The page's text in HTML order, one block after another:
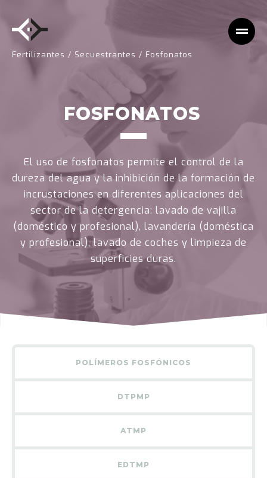
Fertilizantes / Secuestrantes / Fosfonatos
FOSFONATOS
El uso de fosfonatos permite el control de la
dureza del agua y la inhibición de la formación de
incrustaciones en diferentes aplicaciones del
sector de la detergencia: lavado de vajilla
(doméstico y profesional), lavandería (doméstica
y profesional), lavado de coches y limpieza de
superficies duras.
POLÍMEROS FOSFÓNICOS
DTPMP
ATMP
EDTMP